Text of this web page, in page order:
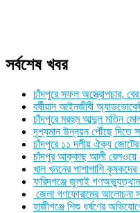
সর্বশেষ খবর
চাঁদপুরে সফল অস্ত্রোপচার,
বর্ষীয়ান আইনজীবী
চাঁদপুরে মরহুম আব্দুল মতিন
দৃশ্যমান উন্নয়ন পৌঁছে দিতে
চাঁদপুরে ১১ দলীয় ঐক্য জোটের
চাঁদপুর আক্কাছ আলী রেলওয়ে
খাল খননের পাশাপাশি
ফরিদগঞ্জে জুলাই গণঅভ্যুত্থান
জেলা গণফোরামের আলোচনা
হাজীগঞ্জে শিশু ধর্ষণের